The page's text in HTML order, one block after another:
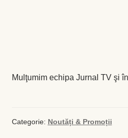
Mulţumim echipa Jurnal TV şi
Categorie: Noutăți & Promoții